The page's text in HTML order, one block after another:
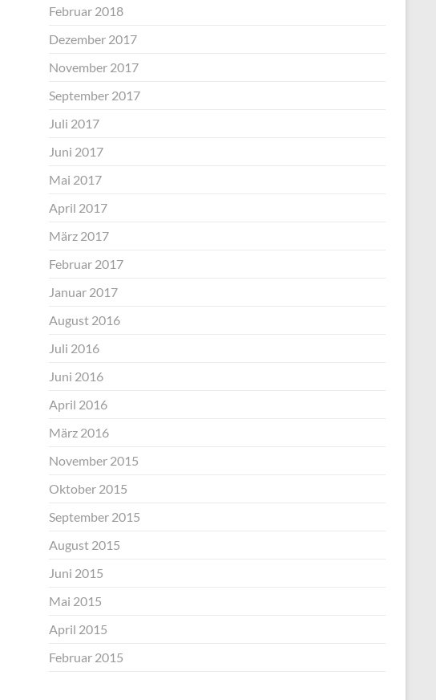
Februar 2018
Dezember 2017
November 2017
September 2017
Juli 2017
Juni 2017
Mai 2017
April 2017
März 2017
Februar 2017
Januar 2017
August 2016
Juli 2016
Juni 2016
April 2016
März 2016
November 2015
Oktober 2015
September 2015
August 2015
Juni 2015
Mai 2015
April 2015
Februar 2015